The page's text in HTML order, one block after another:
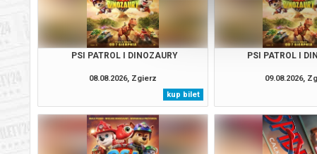
PSI PATROL I DINOZAURY
08.08.2026, Zgierz
kup bilet
PSI PATROL I
09.08.2026,